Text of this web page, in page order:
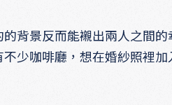
背景反而能襯出兩人之間
少咖啡廳，想在婚紗照裡